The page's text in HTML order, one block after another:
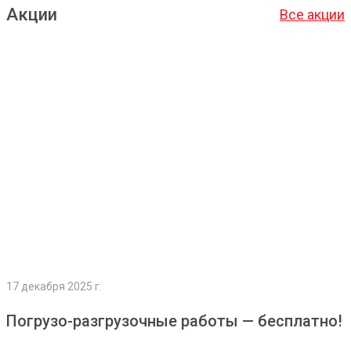
Акции Все акции
17 декабря 2025 г.
Погрузо-разгрузочные работы — бесплатно!